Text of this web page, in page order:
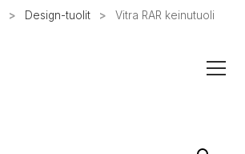
> Design-tuolit > Vitra RAR keinutuoli